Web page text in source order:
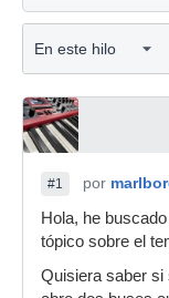
#1 por
Hola, he
tópico sobre el
Quisiera saber si